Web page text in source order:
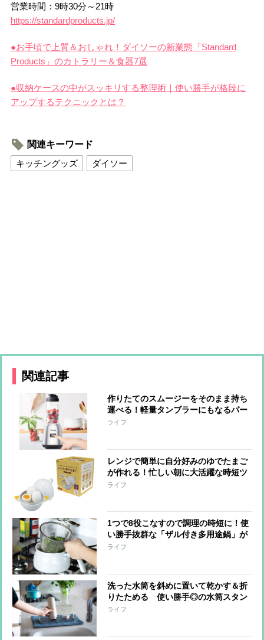
営業時間：9時30分～21時
https://standardproducts.jp/
●お手頃で上質＆おしゃれ！ダイソーの新業態「Standard
Products」のカトラリー＆食器7選
●収納ケースの中がスッキリする整理術｜使い勝手が格段に
アップするテクニックとは？
関連キーワード
キッチングッズ
ダイソー
関連記事
作りたてのスムージーをそのまま持ち
運べる！軽量タンブラーにもなるパー
ソナルミキサー
ライフ
レンジで簡単に自分好みのゆでたまご
が作れる！忙しい朝に大活躍な時短ツ
ールが登場
ライフ
1つで8役こなすので調理の時短に！使
い勝手抜群な「ザル付き多用途鍋」が
登場
ライフ
洗った水筒を斜めに置いて乾かす＆折
りたためる 使い勝手◎の水筒スタン
ドが新登場
ライフ